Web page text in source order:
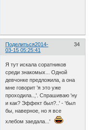
Поделиться 34
2014-
03-15 05:25:41
Я тут искала соратников
среди знакомых... Одной
девчонке предложила, а она
мне говорит 'я это уже
проходила..,'. Спрашиваю 'ну
и как? Эффект был?..' - 'был
бы, наверное, но я все
хлебом заедала...'